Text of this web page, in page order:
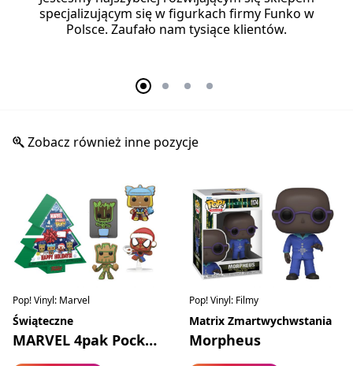
specjalizującym się w figurkach firmy Funko w
Polsce. Zaufało nam tysiące klientów.
Zobacz również inne pozycje
Pop! Vinyl: Marvel
Świąteczne
MARVEL 4pak Pocket Pop!
Pop! Vinyl: Filmy
Matrix Zmartwychwstania
Morpheus